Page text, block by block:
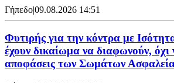
Γήπεδο|09.08.2026 14:51
Φυτιρής για την κόντρα με
έχουν δικαίωμα να διαφωνούν, όχι
αποφάσεις των Σωμάτων